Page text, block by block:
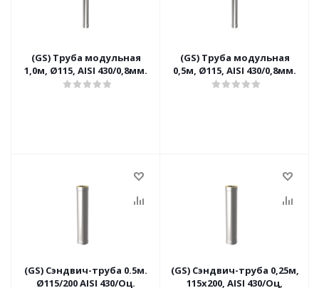
(GS) Труба модульная
1,0м, Ø115, AISI 430/0,8мм.
(GS) Труба модульная
0,5м, Ø115, AISI 430/0,8мм.
(GS) Сэндвич-труба 0.5м.
Ø115/200 AISI 430/Оц.
(GS) Сэндвич-труба 0,25м,
115х200, AISI 430/Оц,